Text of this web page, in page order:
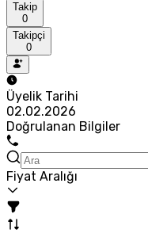
Takip
0
Takipçi
0
Üyelik Tarihi
02.02.2026
Doğrulanan Bilgiler
Fiyat Aralığı